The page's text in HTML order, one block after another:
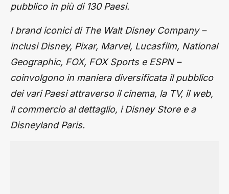
pubblico in più di 130 Paesi.
I brand iconici di The Walt Disney Company –
inclusi Disney, Pixar, Marvel, Lucasfilm, National
Geographic, FOX, FOX Sports e ESPN –
coinvolgono in maniera diversificata il pubblico
dei vari Paesi attraverso il cinema, la TV, il web,
il commercio al dettaglio, i Disney Store e a
Disneyland Paris.